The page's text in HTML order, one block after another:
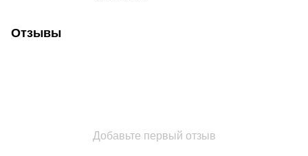
Отзывы
Добавьте первый отзыв